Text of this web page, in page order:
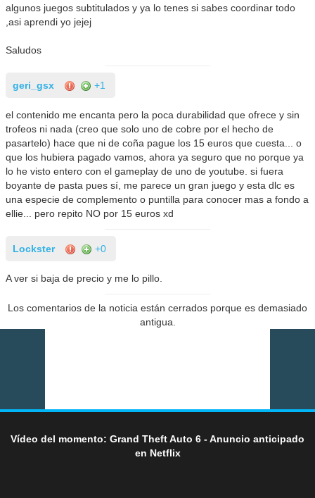
algunos juegos subtitulados y ya lo tenes si sabes coordinar todo
,asi aprendi yo jejej
Saludos
geri_gsx +1
el contenido me encanta pero la poca durabilidad que ofrece y sin
trofeos ni nada (creo que solo uno de cobre por el hecho de
pasartelo) hace que ni de coña pague los 15 euros que cuesta... o
que los hubiera pagado vamos, ahora ya seguro que no porque ya
lo he visto entero con el gameplay de uno de youtube. si fuera
boyante de pasta pues sí, me parece un gran juego y esta dlc es
una especie de complemento o puntilla para conocer mas a fondo a
ellie... pero repito NO por 15 euros xd
Lockster +0
A ver si baja de precio y me lo pillo.
Los comentarios de la noticia están cerrados porque es demasiado
antigua.
Vídeo del momento: Grand Theft Auto 6 - Anuncio anticipado
en Netflix